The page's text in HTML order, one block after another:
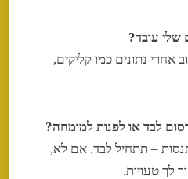
שלי עובד?
נתונים כמו קליקים,
לבד או לפנות למומחה?
– תתחיל לבד. אם לא,
לך טעויות.